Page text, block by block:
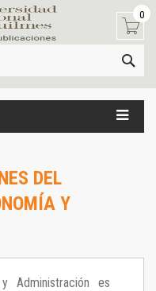
0
DEL
Y
Administración es